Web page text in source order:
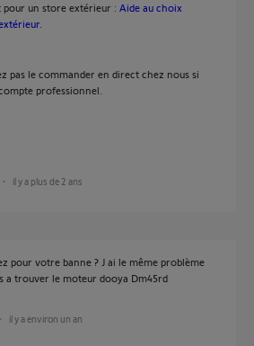
un store extérieur : Aide au choix
pas le commander en direct chez nous si
professionnel.
il y a plus de 2 ans
pour votre banne ? J ai le même problème
a trouver le moteur dooya Dm45rd
il y a environ un an